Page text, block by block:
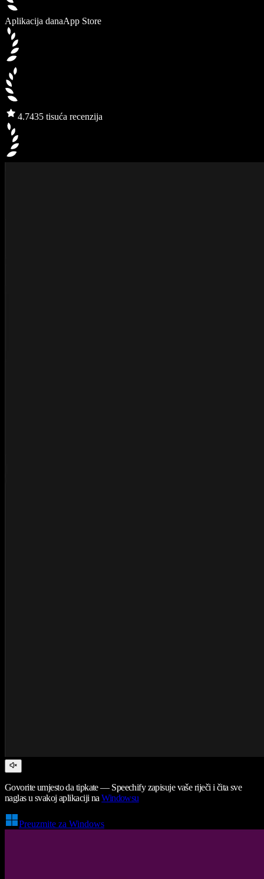
Aplikacija danaApp Store
4.7435 tisuća recenzija
Govorite umjesto da tipkate — Speechify zapisuje vaše riječi i čita sve
naglas u svakoj aplikaciji naWindowsu
Preuzmite za Windows